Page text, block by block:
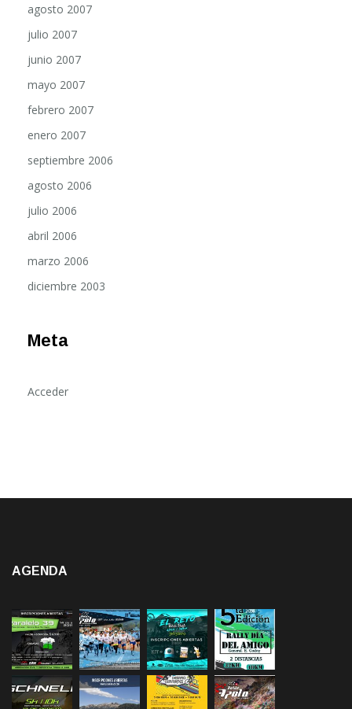
agosto 2007
julio 2007
junio 2007
mayo 2007
febrero 2007
enero 2007
septiembre 2006
agosto 2006
julio 2006
abril 2006
marzo 2006
diciembre 2003
Meta
Acceder
AGENDA